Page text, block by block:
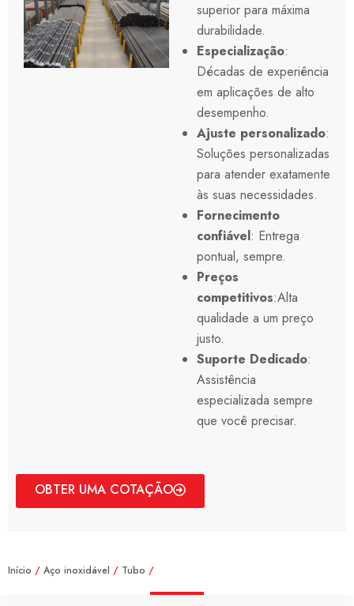
superior para máxima
durabilidade.
Especialização:
Décadas de experiência
em aplicações de alto
desempenho.
Ajuste personalizado:
Soluções personalizadas
para atender exatamente
às suas necessidades.
Fornecimento
confiável: Entrega
pontual, sempre.
Preços
competitivos:Alta
qualidade a um preço
justo.
Suporte Dedicado:
Assistência
especializada sempre
que você precisar.
OBTER UMA COTAÇÃO
Início / Aço inoxidável / Tubo /